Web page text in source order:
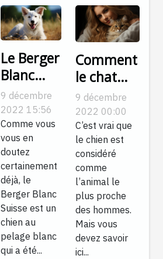
Le Berger
Blanc
Suisse :
une race
de chien
unique
9 décembre
2022 15:56
Comme vous
vous en
doutez
certainement
déjà, le
Berger Blanc
Suisse est un
chien au
pelage blanc
qui a été...
Comment
le chat
reconnaît-
il son
maître ?
9 décembre
2022 00:00
C’est vrai que
le chien est
considéré
comme
l’animal le
plus proche
des hommes.
Mais vous
devez savoir
ici...